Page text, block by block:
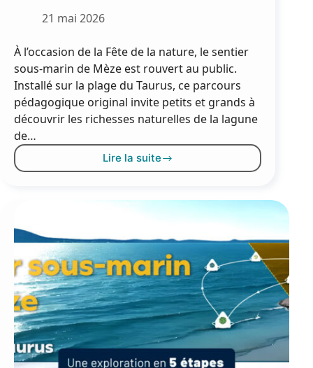
21 mai 2026
À l’occasion de la Fête de la nature, le sentier
sous-marin de Mèze est rouvert au public.
Installé sur la plage du Taurus, ce parcours
pédagogique original invite petits et grands à
découvrir les richesses naturelles de la lagune
de…
Lire la suite
A
sentier
sous-
marin
de
Mèze
rouvre
une
deuxième